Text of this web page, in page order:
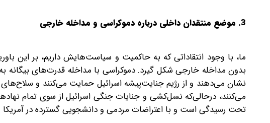
3. موضع منتقدان داخلی درباره دموکراسی و مداخله خارجی
ما، با وجود انتقاداتی که به حاکمیت و سیاست‌هایش داریم، بر این
بدون مداخله خارجی شکل گیرد. دموکراسی با مداخله قدرت‌های
نشان می‌دهند و از رژیم جنایت‌پیشه اسرائیل حمایت می‌کنند و
می‌کنند، در‌حالی‌که نسل‌کشی و جنایات جنگی اسرائیل از سوی تمام
تحت رسیدگی است و با اعتراضات مردمی و دانشجویی گسترده در آمریکا